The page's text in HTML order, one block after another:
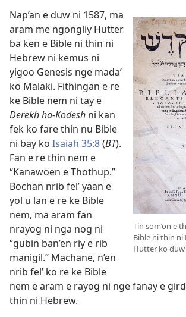
Tin som’on e
Bible ni thin
Hutter ko duw
Nap’an e duw ni 1587, ma
aram me ngongliy Hutter
ba ken e Bible ni thin ni
Hebrew ni kemus ni
yigoo Genesis nge mada’
ko Malaki. Fithingan e re
ke Bible nem ni tay e
Derekh ha-Kodesh ni kan
fek ko fare thin nu Bible
ni bay ko Isaiah 35:8(BT).
Fan e re thin nem e
“Kanawoen e Thothup.”
Bochan nrib fel’ yaan e
yol u lan e re ke Bible
nem, ma aram fan
nrayog ni nga nog ni
“gubin ban’en riy e rib
manigil.” Machane, n’en
nrib fel’ ko re ke Bible
nem e aram e rayog ni nge fanay e
thin ni Hebrew.